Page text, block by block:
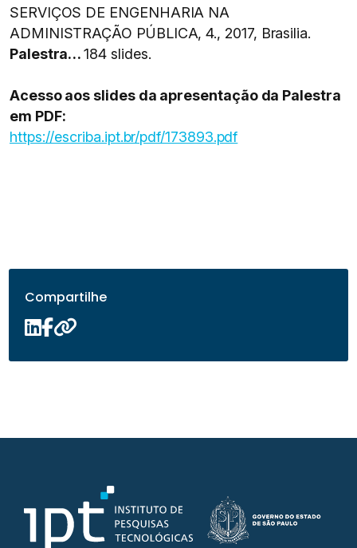
SERVIÇOS DE ENGENHARIA NA
ADMINISTRAÇÃO PÚBLICA, 4., 2017, Brasilia.
Palestra…184 slides.
Acesso aos slides da apresentação da Palestra
em PDF:
https://escriba.ipt.br/pdf/173893.pdf
Compartilhe